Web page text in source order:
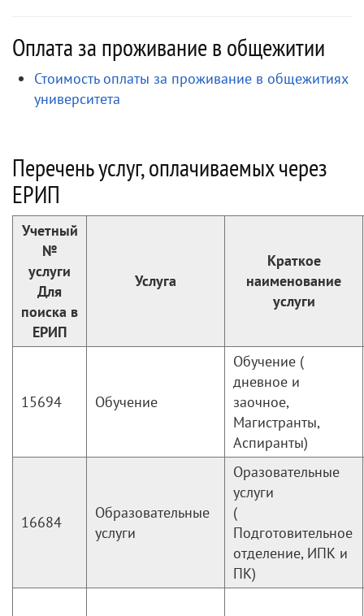
Оплата за проживание в общежитии
Стоимость оплаты за проживание в общежитиях
университета
Перечень услуг, оплачиваемых через
ЕРИП
Учетный
№
услуги
Для
поиска в
ЕРИП
Услуга
Краткое
наименование
услуги
15694 Обучение
Обучение (
дневное и
заочное,
Магистранты,
Аспиранты)
16684
Образовательные
услуги
Оразовательные
услуги
(
Подготовительное
отделение, ИПК и
ПК)